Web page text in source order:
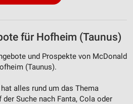
für Hofheim (Taunus)
und Prospekte von McDonald
(Taunus).
alles rund um das Thema
Suche nach Fanta, Cola oder